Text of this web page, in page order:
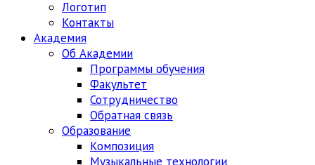
Логотип
Контакты
Академия
Об Академии
Программы обучения
Факультет
Сотрудничество
Обратная связь
Образование
Композиция
Музыкальные технологии